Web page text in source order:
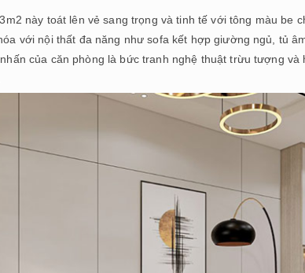
này toát lên vẻ sang trọng và tinh tế với tông màu be
với nội thất đa năng như sofa kết hợp giường ngủ, tủ
của căn phòng là bức tranh nghệ thuật trừu tượng và